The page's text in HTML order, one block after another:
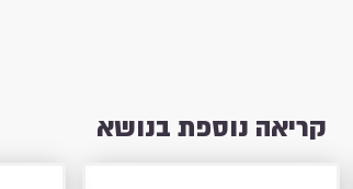
קריאה נוספת בנושא